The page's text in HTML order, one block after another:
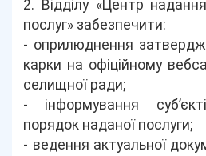
2. Відділу «Центр
послуг» забезпечити:
- оприлюднення
карки на офіційному
селищної ради;
- інформування
порядок наданої послуги;
- ведення актуальної